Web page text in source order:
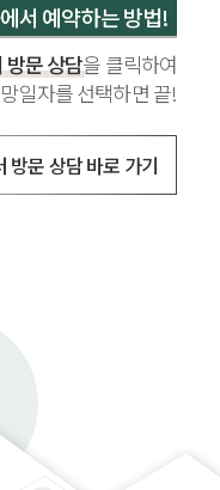
서 예약하는 방법!
방문 상담을 클릭하여
일자를 선택하면 끝!
방문 상담 바로 가기